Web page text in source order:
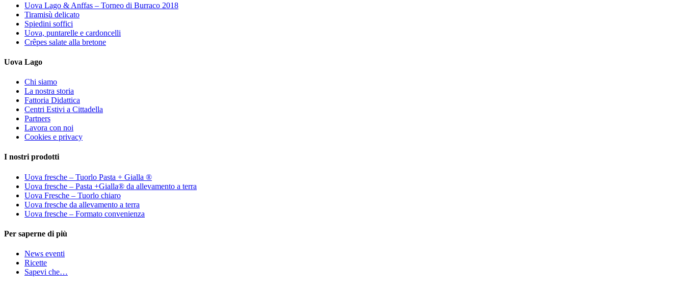
Uova Lago & Anffas – Torneo di Burraco 2018
Tiramisù delicato
Spiedini soffici
Uova, puntarelle e cardoncelli
Crêpes salate alla bretone
Uova Lago
Chi siamo
La nostra storia
Fattoria Didattica
Centri Estivi a Cittadella
Partners
Lavora con noi
Cookies e privacy
I nostri prodotti
Uova fresche – Tuorlo Pasta + Gialla ®
Uova fresche – Pasta +Gialla® da allevamento a terra
Uova Fresche – Tuorlo chiaro
Uova fresche da allevamento a terra
Uova fresche – Formato convenienza
Per saperne di più
News eventi
Ricette
Sapevi che…